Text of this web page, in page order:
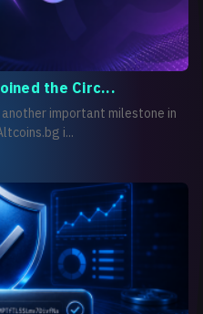
the Circ...
important milestone in
i...